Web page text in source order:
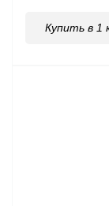
Купить в 1